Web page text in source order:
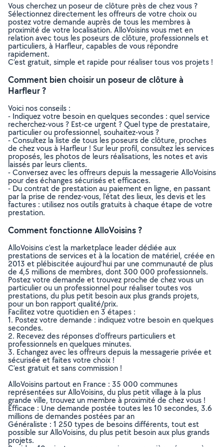
Vous cherchez un poseur de clôture près de chez vous ?
Sélectionnez directement les offreurs de votre choix ou
postez votre demande auprès de tous les membres à
proximité de votre localisation. AlloVoisins vous met en
relation avec tous les poseurs de clôture, professionnels et
particuliers, à Harfleur, capables de vous répondre
rapidement.
C’est gratuit, simple et rapide pour réaliser tous vos projets !
Comment bien choisir un poseur de clôture à
Harfleur ?
Voici nos conseils :
- Indiquez votre besoin en quelques secondes : quel service
recherchez-vous ? Est-ce urgent ? Quel type de prestataire,
particulier ou professionnel, souhaitez-vous ?
- Consultez la liste de tous les poseurs de clôture, proches
de chez vous à Harfleur ! Sur leur profil, consultez les services
proposés, les photos de leurs réalisations, les notes et avis
laissés par leurs clients.
- Conversez avec les offreurs depuis la messagerie AlloVoisins
pour des échanges sécurisés et efficaces.
- Du contrat de prestation au paiement en ligne, en passant
par la prise de rendez-vous, l’état des lieux, les devis et les
factures : utilisez nos outils gratuits à chaque étape de votre
prestation.
Comment fonctionne AlloVoisins ?
AlloVoisins c’est la marketplace leader dédiée aux
prestations de services et à la location de matériel, créée en
2013 et plébiscitée aujourd’hui par une communauté de plus
de 4,5 millions de membres, dont 300 000 professionnels.
Postez votre demande et trouvez proche de chez vous un
particulier ou un professionnel pour réaliser toutes vos
prestations, du plus petit besoin aux plus grands projets,
pour un bon rapport qualité/prix.
Facilitez votre quotidien en 3 étapes :
1. Postez votre demande : indiquez votre besoin en quelques
secondes.
2. Recevez des réponses d’offreurs particuliers et
professionnels en quelques minutes.
3. Echangez avec les offreurs depuis la messagerie privée et
sécurisée et faites votre choix !
C’est gratuit et sans commission !
AlloVoisins partout en France : 35 000 communes
représentées sur AlloVoisins, du plus petit village à la plus
grande ville, trouvez un membre à proximité de chez vous !
Efficace : Une demande postée toutes les 10 secondes, 3.6
millions de demandes postées par an
Généraliste : 1 250 types de besoins différents, tout est
possible sur AlloVoisins, du plus petit besoin aux plus grands
projets.